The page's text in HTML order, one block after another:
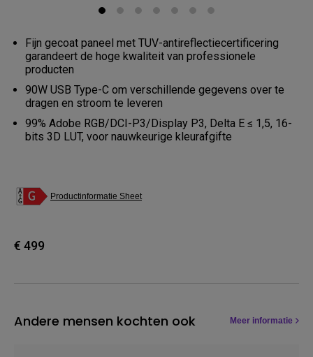
Fijn gecoat paneel met TUV-antireflectiecertificering
garandeert de hoge kwaliteit van professionele
producten
90W USB Type-C om verschillende gegevens over te
dragen en stroom te leveren
99% Adobe RGB/DCI-P3/Display P3, Delta E ≤ 1,5, 16-
bits 3D LUT, voor nauwkeurige kleurafgifte
Productinformatie Sheet
€ 499
Andere mensen kochten ook Meer informatie